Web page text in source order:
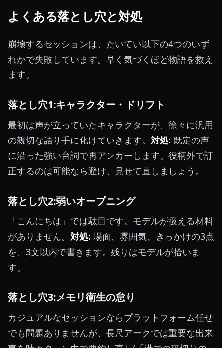
よくある落とし穴と対処
崩壊するセッションは、たいてい以下の4つのいず
れかで失敗しています。早く気づくほど物語を救え
ます。
落とし穴1:キャラクター・ドリフト
最初は声が立っていたキャラクターが、徐々に汎用
の親切な語り手に化けていきます。 対処: 既定の声
に沿った強い台詞で再アンカーします。役柄外で訂
正するのは可能なら避け、見せて直しましょう。
落とし穴2:弱いオープニング
「こんにちは」では駄目です。モデルが扱える材料
がありません。 対処: 場面、雰囲気、きっかけの3点
を、3文以内で書きます。残りはモデルが拾いま
す。
落とし穴3:メモリ衛生の怠り
カジュアルなセッションならプラットフォーム任せ
でも問題ありませんが、長尺アークでは重要な出来